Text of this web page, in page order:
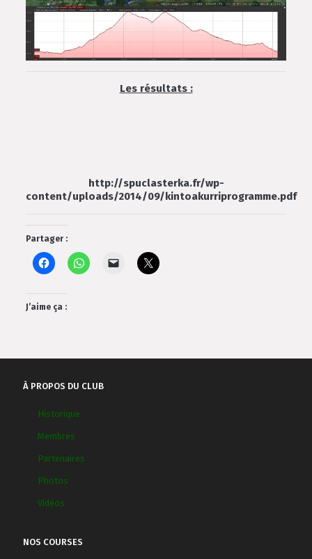
Les résultats :
http://spuclasterka.fr/wp-
content/uploads/2014/09/kintoakurriprogramme.pdf
Partager :
J’aime ça :
À PROPOS DU CLUB
Historique
Membres
Partenaires
Photos
Vidéos
NOS COURSES